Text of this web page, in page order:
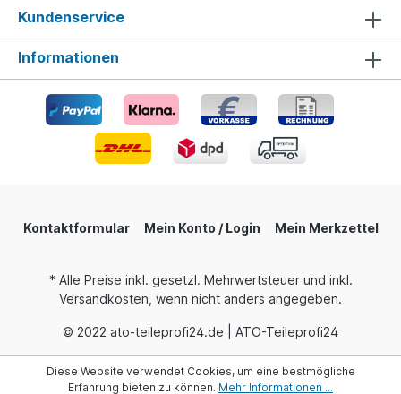
Kundenservice
Informationen
Kontaktformular Mein Konto / Login Mein Merkzettel
* Alle Preise inkl. gesetzl. Mehrwertsteuer und inkl.
Versandkosten, wenn nicht anders angegeben.
© 2022 ato-teileprofi24.de | ATO-Teileprofi24
Diese Website verwendet Cookies, um eine bestmögliche
Erfahrung bieten zu können. Mehr Informationen ...